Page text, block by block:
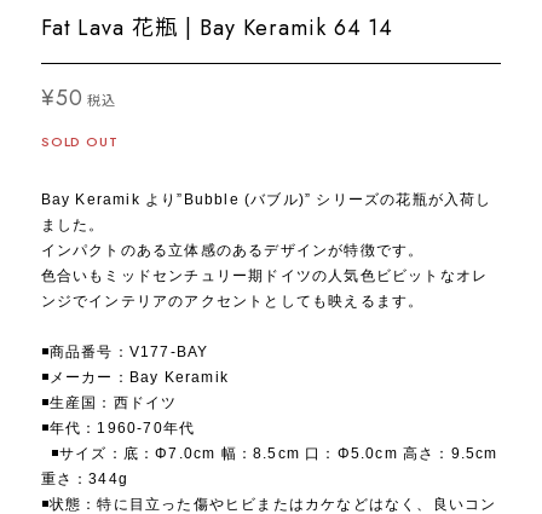
Fat Lava 花瓶 | Bay Keramik 64 14
¥50 税込
SOLD OUT
Bay Keramik より”Bubble (バブル)” シリーズの花瓶が入荷し
ました。
インパクトのある立体感のあるデザインが特徴です。
色合いもミッドセンチュリー期ドイツの人気色ビビットなオレ
ンジでインテリアのアクセントとしても映えるます。
◾️商品番号：V177-BAY
◾️メーカー：Bay Keramik
◾️生産国：西ドイツ
◾️年代：1960-70年代
◾️サイズ：底：Φ7.0cm 幅：8.5cm 口：Φ5.0cm 高さ：9.5cm
重さ：344g
◾️状態：特に目立った傷やヒビまたはカケなどはなく、良いコン